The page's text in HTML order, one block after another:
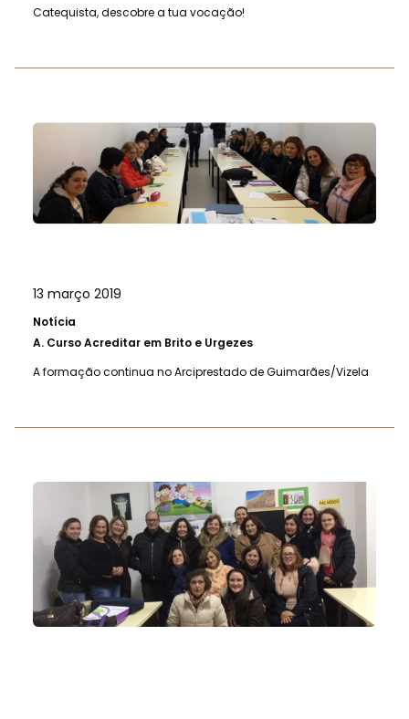
Catequista, descobre a tua vocação!
13 março 2019
Notícia
A. Curso Acreditar em Brito e Urgezes
A formação continua no Arciprestado de Guimarães/Vizela